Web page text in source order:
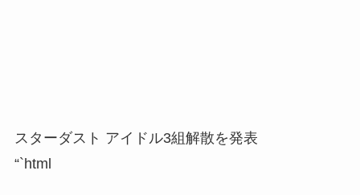
スターダスト アイドル3組解散を発表
“`html